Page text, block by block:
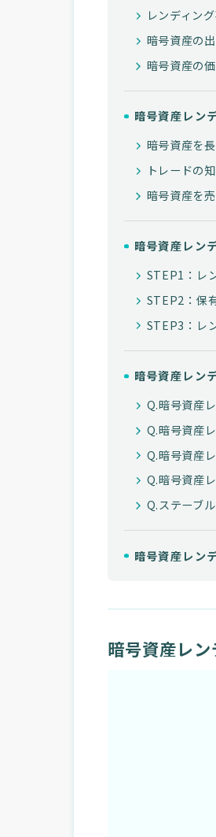
レンディン
暗号資産の
暗号資産の
暗号資産レン
暗号資産を
トレードの
暗号資産を
暗号資産レン
STEP1：レ
STEP2：保
STEP3：レ
暗号資産レン
Q.暗号資産
Q.暗号資産
Q.暗号資産
Q.暗号資産
Q.ステーブ
暗号資産レン
暗号資産レ